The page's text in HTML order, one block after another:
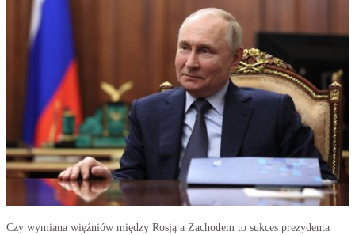
Czy wymiana więźniów między Rosją a Zachodem to sukces prezydenta